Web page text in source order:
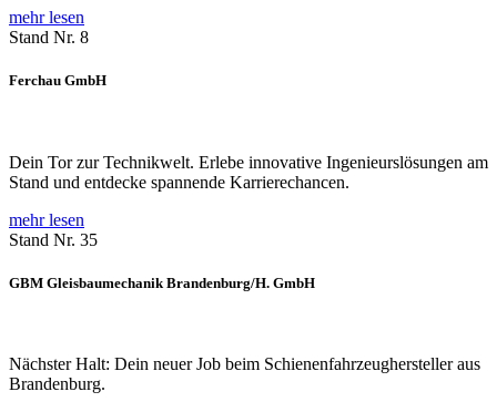
mehr lesen
Stand Nr. 8
Ferchau GmbH
Dein Tor zur Technikwelt. Erlebe innovative Ingenieurslösungen am
Stand und entdecke spannende Karrierechancen.
mehr lesen
Stand Nr. 35
GBM Gleisbaumechanik Brandenburg/H. GmbH
Nächster Halt: Dein neuer Job beim Schienenfahrzeughersteller aus
Brandenburg.